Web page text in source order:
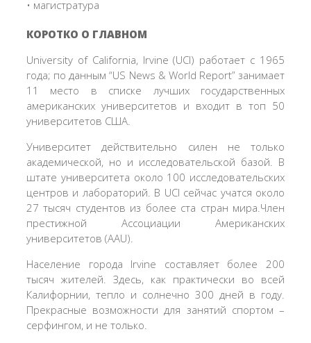
• магистратура
КОРОТКО О ГЛАВНОМ
University of California, Irvine (UCI) работает с 1965
года; по данным “US News & World Report” занимает
11 место в списке лучших государственных
американских университетов и входит в топ 50
университетов США.
Университет действительно силен не только
академической, но и исследовательской базой. В
штате университета около 100 исследовательских
центров и лабораторий. В UCI сейчас учатся около
27 тысяч студентов из более ста стран мира.Член
престижной Ассоциации Американских
университетов (AAU).
Население города Irvine составляет более 200
тысяч жителей. Здесь, как практически во всей
Калифорнии, тепло и солнечно 300 дней в году.
Прекрасные возможности для занятий спортом –
серфингом, и не только.